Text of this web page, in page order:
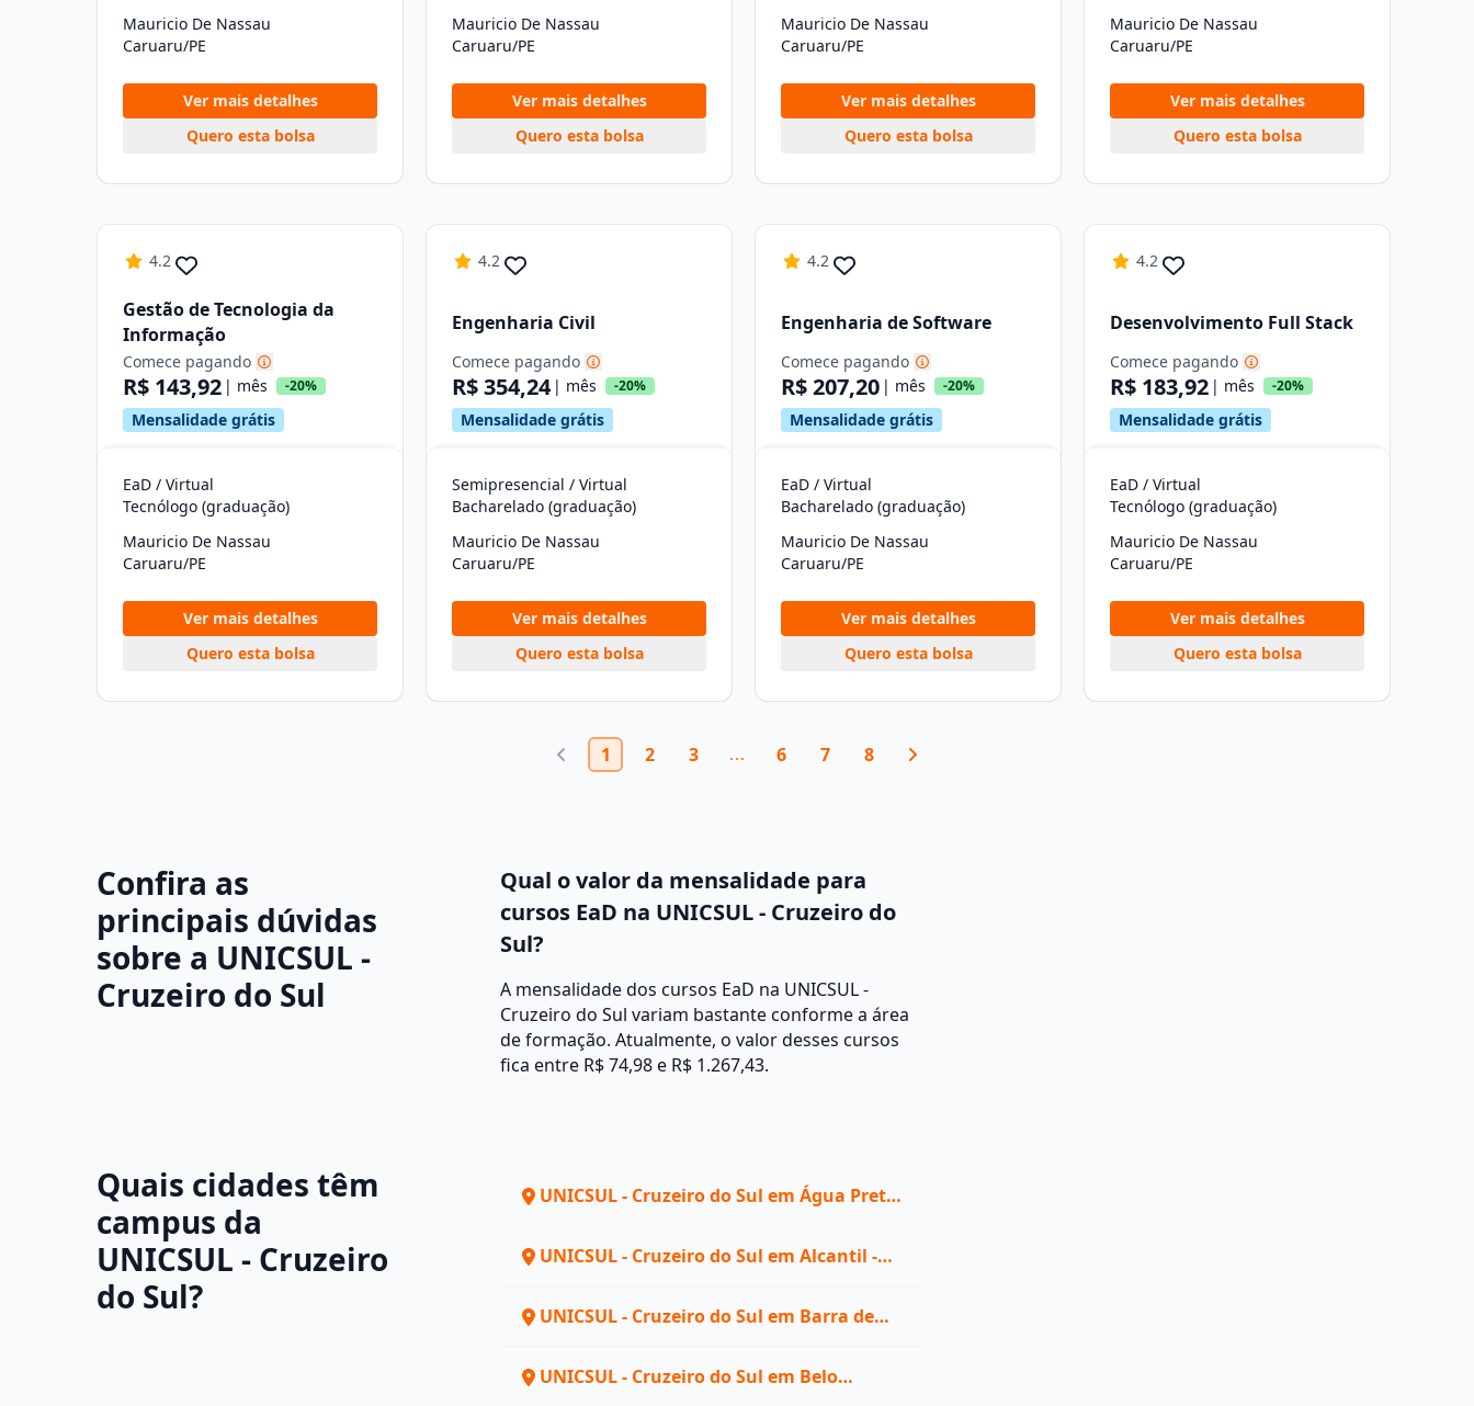
Mauricio De Nassau
Caruaru/PE
Ver mais detalhes
Quero esta bolsa
Mauricio De Nassau
Caruaru/PE
Ver mais detalhes
Quero esta bolsa
Mauricio De Nassau
Caruaru/PE
Ver mais detalhes
Quero esta bolsa
Mauricio De Nassau
Caruaru/PE
Ver mais detalhes
Quero esta bolsa
4.2
Gestão de Tecnologia da
Informação
Comece pagando
R$ 143,92 | mês -20%
Mensalidade grátis
EaD / Virtual
Tecnólogo (graduação)
Mauricio De Nassau
Caruaru/PE
Ver mais detalhes
Quero esta bolsa
4.2
Engenharia Civil
Comece pagando
R$ 354,24 | mês -20%
Mensalidade grátis
Semipresencial / Virtual
Bacharelado (graduação)
Mauricio De Nassau
Caruaru/PE
Ver mais detalhes
Quero esta bolsa
4.2
Engenharia de Software
Comece pagando
R$ 207,20 | mês -20%
Mensalidade grátis
EaD / Virtual
Bacharelado (graduação)
Mauricio De Nassau
Caruaru/PE
Ver mais detalhes
Quero esta bolsa
4.2
Desenvolvimento Full Stack
Comece pagando
R$ 183,92 | mês -20%
Mensalidade grátis
EaD / Virtual
Tecnólogo (graduação)
Mauricio De Nassau
Caruaru/PE
Ver mais detalhes
Quero esta bolsa
1 2 3 6 7 8
Confira as
principais dúvidas
sobre a UNICSUL -
Cruzeiro do Sul
Qual o valor da mensalidade para
cursos EaD na UNICSUL - Cruzeiro do
Sul?
A mensalidade dos cursos EaD na UNICSUL -
Cruzeiro do Sul variam bastante conforme a área
de formação. Atualmente, o valor desses cursos
fica entre R$ 74,98 e R$ 1.267,43.
Quais cidades têm
campus da
UNICSUL - Cruzeiro
do Sul?
UNICSUL - Cruzeiro do Sul em Água Preta
UNICSUL - Cruzeiro do Sul em Alcantil -
UNICSUL - Cruzeiro do Sul em Barra de
UNICSUL - Cruzeiro do Sul em Belo